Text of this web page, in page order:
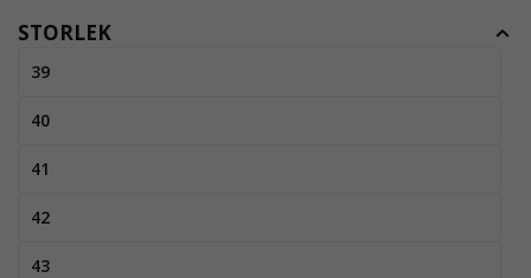
STORLEK
39
40
41
42
43